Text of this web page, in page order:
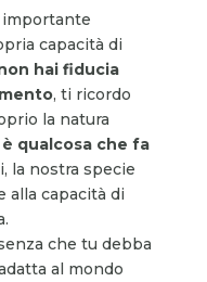
importante
capacità di
hai fiducia
, ti ricordo
la natura
qualcosa che fa
la nostra specie
alla capacità di
che tu debba
al mondo